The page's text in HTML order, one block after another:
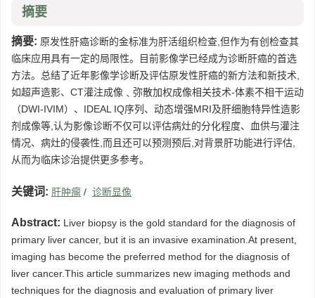
摘要
摘要: 原发性肝癌诊断的金标准为肝活组织检查,但作为有创检查其
临床应用具有一定的局限性。目前影像学已经成为诊断肝癌的首选
方法。总结了近年影像学诊断及评估原发性肝癌的新方法和新技术,
如超声造影、CT灌注成像﹑弥散加权成像相关技术-体素不相干运动
（DWI-IVIM）、IDEAL IQ序列、动态增强MRI及肝细胞特异性造影
剂成像等,认为影像诊断不仅可以评估病灶的分化程度、血供与灌注
情况、病灶的侵袭性,而且还可以预测预后,对背景肝功能进行评估,
从而为临床诊治提供更多参考。
关键词: 肝肿瘤 / 诊断显像
Abstract: Liver biopsy is the gold standard for the diagnosis of
primary liver cancer, but it is an invasive examination.At present,
imaging has become the preferred method for the diagnosis of
liver cancer.This article summarizes new imaging methods and
techniques for the diagnosis and evaluation of primary liver